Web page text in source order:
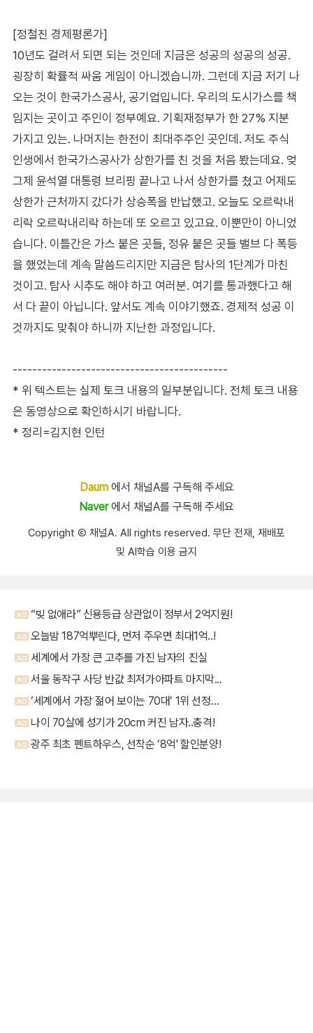
[정철진 경제평론가]
10년도 걸려서 되면 되는 것인데 지금은 성공의 성공의 성공.
굉장히 확률적 싸움 게임이 아니겠습니까. 그런데 지금 저기 나
오는 것이 한국가스공사, 공기업입니다. 우리의 도시가스를 책
임지는 곳이고 주인이 정부예요. 기획재정부가 한 27% 지분
가지고 있는. 나머지는 한전이 최대주주인 곳인데. 저도 주식
인생에서 한국가스공사가 상한가를 친 것을 처음 봤는데요. 엊
그제 윤석열 대통령 브리핑 끝나고 나서 상한가를 쳤고 어제도
상한가 근처까지 갔다가 상승폭을 반납했고. 오늘도 오르락내
리락 오르락내리락 하는데 또 오르고 있고요. 이뿐만이 아니었
습니다. 이틀간은 가스 붙은 곳들, 정유 붙은 곳들 밸브 다 폭등
을 했었는데 계속 말씀드리지만 지금은 탐사의 1단계가 마친
것이고. 탐사 시추도 해야 하고 여러분. 여기를 통과했다고 해
서 다 끝이 아닙니다. 앞서도 계속 이야기했죠. 경제적 성공 이
것까지도 맞춰야 하니까 지난한 과정입니다.
--------------------------------------------
* 위 텍스트는 실제 토크 내용의 일부분입니다. 전체 토크 내용
은 동영상으로 확인하시기 바랍니다.
* 정리=김지현 인턴
Daum에서 채널A를 구독해 주세요
Naver에서 채널A를 구독해 주세요
Copyright Ⓒ 채널A. All rights reserved. 무단 전재, 재배포
및 AI학습 이용 금지